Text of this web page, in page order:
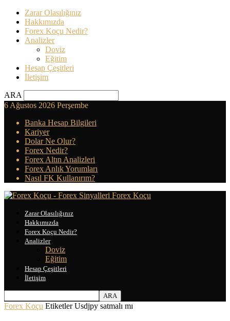
Zarar Olasılığınız
Hakkımızda
Forex Koçu Nedir?
Analizler
Doviz
Eğitim
Hesap Çeşitleri
İletişim
ARA
6 Ağustos 2026 Perşembe
Banka Hesap Bilgileri
Kariyer
Dolar Ne Olur?
Forex Nedir?
Forex Altın Analizleri
Forex Anlık Yorumları
Nasıl FK Kullanırım?
Forex Koçu
Zarar Olasılığınız
Hakkımızda
Forex Koçu Nedir?
Analizler
Doviz
Eğitim
Hesap Çeşitleri
İletişim
Forex Koçu Etiketler Usdjpy satmalı mı